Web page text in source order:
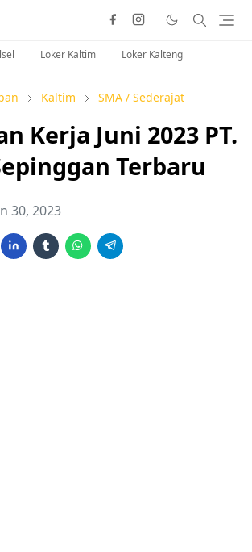
Loker Kaltim Loker Kalteng
Kaltim SMA / Sederajat
Kerja Juni 2023 PT.
Terbaru
30, 2023